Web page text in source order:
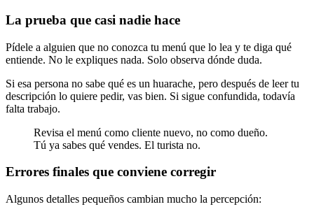
La prueba que casi nadie hace
Pídele a alguien que no conozca tu menú que lo lea y te diga qué
entiende. No le expliques nada. Solo observa dónde duda.
Si esa persona no sabe qué es un huarache, pero después de leer tu
descripción lo quiere pedir, vas bien. Si sigue confundida, todavía
falta trabajo.
Revisa el menú como cliente nuevo, no como dueño.
Tú ya sabes qué vendes. El turista no.
Errores finales que conviene corregir
Algunos detalles pequeños cambian mucho la percepción: